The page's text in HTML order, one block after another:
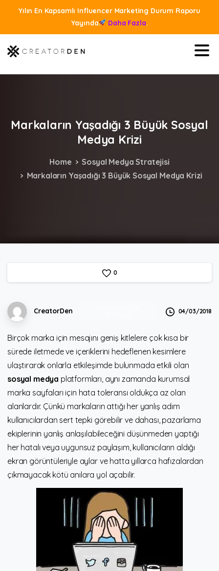
Yılın En Kapsamlı Influencer Marketing Durum Raporu
Yayında
Daha Fazla.
Markaların Yaşadığı 3 Büyük Sosyal
Medya Krizi
Home
Sosyal Medya Stratejisi
Markaların Yaşadığı 3 Büyük Sosyal Medya Krizi
0
CreatorDen 04/03/2018
Birçok marka için mesajını geniş kitlelere çok kısa bir
sürede iletmede ve içeriklerini hedeflenen kesimlere
ulaştırarak onlarla etkileşimde bulunmada etkili olan
sosyal medya platformları, aynı zamanda kurumsal
marka sayfaları için hata toleransı oldukça az olan
alanlardır. Çünkü markaların attığı her yanlış adım
kullanıcılardan sert tepki görebilir ve dahası, pazarlama
ekiplerinin yanlış anlaşılabileceğini düşünmeden yaptığı
her hatalı veya uygunsuz paylaşım, kullanıcıların aldığı
ekran görüntüleriyle aylar ve hatta yıllarca hafızalardan
çıkmayacak kötü anılara yol açabilir.